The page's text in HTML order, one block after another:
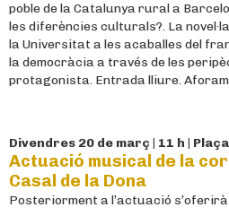
poble de la Catalunya rural a
les diferències culturals?. La
la Universitat a les acaballes del
la democràcia a través de les
protagonista. Entrada lliure.
Divendres 20 de març | 11 h |
Actuació musical de la
Casal de la Dona
Posteriorment a l’actuació